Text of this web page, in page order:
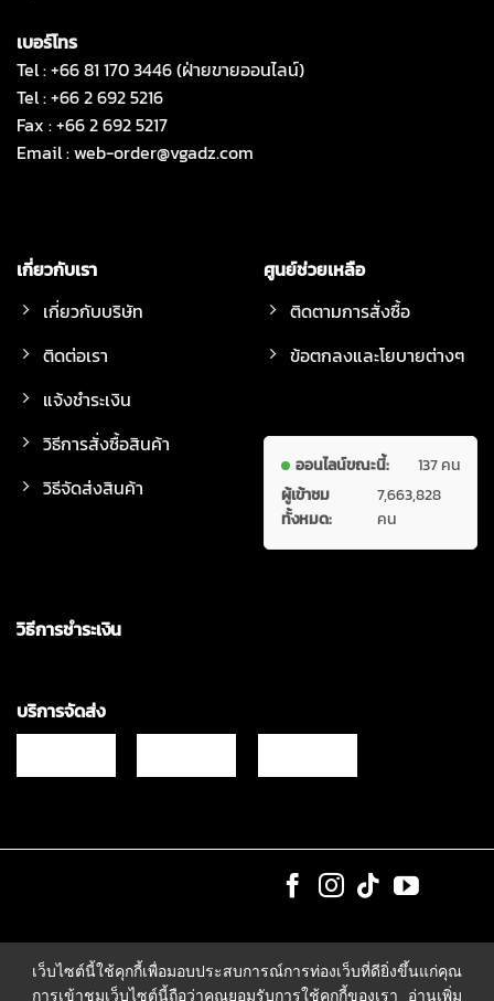
เบอร์โทร
Tel : +66 81 170 3446 (ฝ่ายขายออนไลน์)
Tel : +66 2 692 5216
Fax : +66 2 692 5217
Email :web-order@vgadz.com
เกี่ยวกับเรา
เกี่ยวกับบริษัท
ติดต่อเรา
แจ้งชำระเงิน
วิธีการสั่งซื้อสินค้า
วิธีจัดส่งสินค้า
ศูนย์ช่วยเหลือ
ติดตามการสั่งซื้อ
ข้อตกลงและโยบายต่างๆ
ออนไลน์ขณะนี้:
137 คน
ผู้เข้าชม
ทั้งหมด:
7,663,828
คน
วิธีการชำระเงิน
บริการจัดส่ง
เว็บไซต์นี้ใช้คุกกี้เพื่อมอบประสบการณ์การท่องเว็บที่ดียิ่งขึ้นแก่คุณ
การเข้าชมเว็บไซต์นี้ถือว่าคุณยอมรับการใช้คุกกี้ของเรา
อ่านเพิ่ม